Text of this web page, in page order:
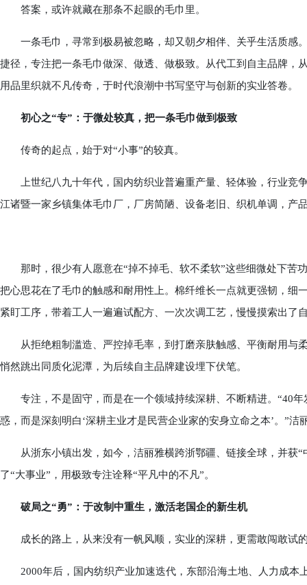
答案，或许就藏在那条不起眼的毛巾里。
一条毛巾，寻常到极易被忽略，却又朝夕相伴、关乎生活质感
捷径，专注把一条毛巾做深、做透、做极致。从代工到自主品牌，
用品里织就不凡传奇，于时代浪潮中书写坚守与创新的实业答卷。
初心之“专”：于微处较真，把一条毛巾做到极致
传奇的起点，始于对“小事”的较真。
上世纪八九十年代，国内纺织业普遍重产量、轻体验，行业竞
江诸暨一家乡镇集体毛巾厂，厂房简陋、设备老旧、织机单调，产
那时，很少有人愿意在“掉不掉毛、软不柔软”这些细微处下苦
把心思花在了毛巾的触感和耐用性上。棉纤维长一点就更强韧，细
紧盯工序，带着工人一遍遍试配方、一次次调工艺，慢慢摸索出了
从拒绝粗制滥造、严控掉毛率，到打磨亲肤触感、平衡耐用与
悄然跳出同质化泥潭，为后续自主品牌建设埋下伏笔。
专注，不是固守，而是在一个领域持续深耕、不断精进。“40年
惑，而是深刻明白‘深耕主业才是民营企业家的安身立命之本’。”洁
从浙东小镇出发，如今，洁丽雅横跨浙鄂疆、链接全球，并获“
了“大事业”，用极致专注诠释“平凡中的不凡”。
破局之“勇”：于改制中重生，激活老国企的新生机
成长的路上，从来没有一帆风顺，实业的深耕，更需敢闯敢试
2000年后，国内纺织产业加速迭代，东部沿海土地、人力成本